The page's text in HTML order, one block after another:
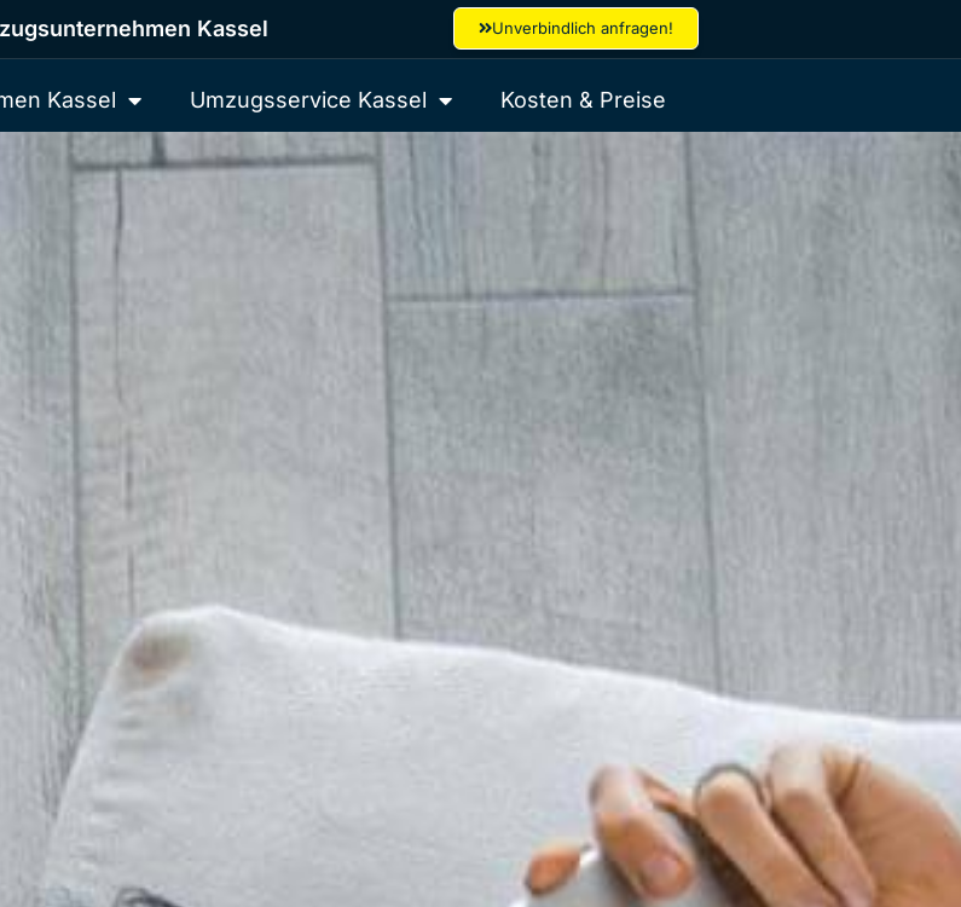
Kassel Unverbindlich anfragen!
Kassel Umzugsservice Kassel Kosten & Preise